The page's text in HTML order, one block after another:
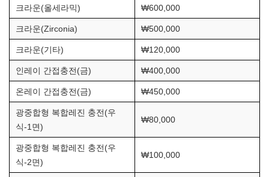
크라운(올세라믹) ₩600,000
크라운(Zirconia) ₩500,000
크라운(기타) ₩120,000
인레이 간접충전(금) ₩400,000
온레이 간접충전(금) ₩450,000
광중합형 복합레진 충전(우
식-1면)
₩80,000
광중합형 복합레진 충전(우
식-2면)
₩100,000